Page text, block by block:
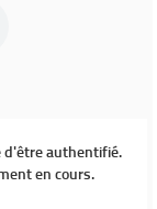
d'être authentifié.
en cours.